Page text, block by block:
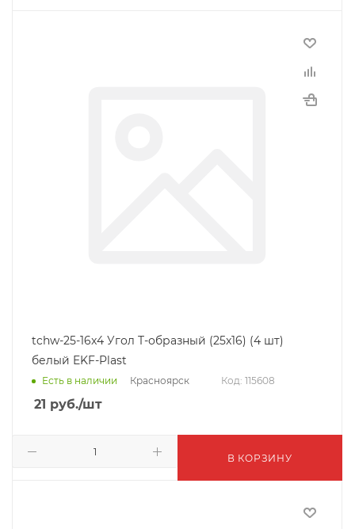
tchw-25-16x4 Угол T-образный (25x16) (4 шт)
белый EKF-Plast
Есть в наличии Красноярск Код: 115608
21 руб./шт
В КОРЗИНУ